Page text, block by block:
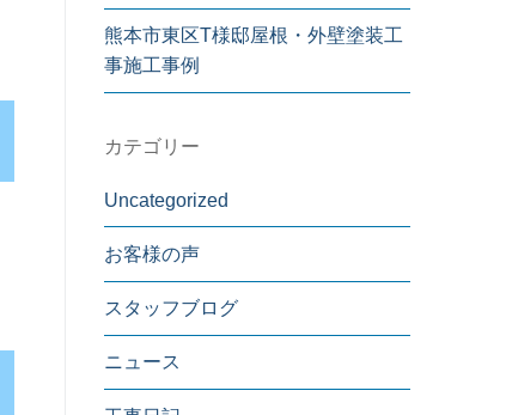
熊本市東区T様邸屋根・外壁塗装工
事施工事例
カテゴリー
Uncategorized
お客様の声
スタッフブログ
ニュース